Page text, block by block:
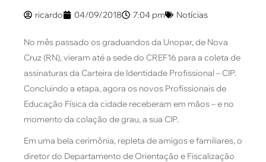
ricardo 04/09/2018 7:04 pm Notícias
No mês passado os graduandos da Unopar, de Nova
Cruz (RN), vieram até a sede do CREF16 para a coleta de
assinaturas da Carteira de Identidade Profissional – CIP.
Concluindo a etapa, agora os novos Profissionais de
Educação Física da cidade receberam em mãos – e no
momento da colação de grau, a sua CIP.
Em uma bela cerimônia, repleta de amigos e familiares, o
diretor do Departamento de Orientação e Fiscalização